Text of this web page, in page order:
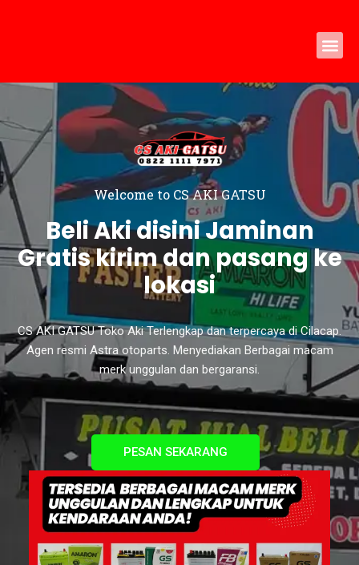
content
Welcome to CS AKI GATSU
Beli Aki disini Jaminan
Gratis kirim dan pasang ke
lokasi
CS AKI GATSU Toko Aki Terlengkap dan terpercaya di Cilacap.
Agen resmi Astra otoparts. Menyediakan Berbagai macam
merk unggulan dan bergaransi.
PESAN SEKARANG